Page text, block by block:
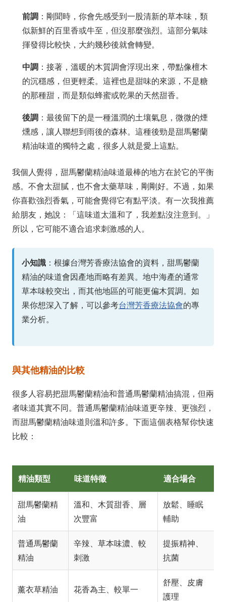
前調 ：剛聞時，你會先感受到一股清新的草本味，類
似新鮮的百里香或牛至，但沒那麼強烈。這部分氣味
揮發得比較快，大約幾秒後就會轉變。
中調 ：接著，溫暖的木質調會浮現出來，帶點像檀木
的沉穩感，但更輕柔。這裡也是甜味的來源，不是糖
的那種甜，而是類似蜂蜜或乾果的天然甜香。
後調 ：最後留下的是一種溫潤的土壤氣息，微微的煙
燻感，讓人聯想到雨後的森林。這種後勁是甜馬鬱蘭
精油味道的獨特之處，很多人就是愛上這點。
我個人覺得，甜馬鬱蘭精油味道最棒的地方在於它的平衡
感。不會太甜膩，也不會太藥草味，剛剛好。不過，如果
你喜歡強烈香氣，可能會覺得它有點平淡。有一次我推薦
給朋友，她說：「這味道太溫和了，我差點沒注意到。」
所以，它可能不適合追求刺激感的人。
小知識 ：根據台灣芳香療法協會的資料，甜馬鬱蘭
精油的味道會因產地而略有差異。地中海產的通常
草本味較突出，而其他地區的可能更偏木質調。如
果你想深入了解，可以參考台灣芳香療法協會的專
業分析。
與其他精油的比較
很多人容易把甜馬鬱蘭精油和普通馬鬱蘭精油搞混，但兩
者味道其實不同。普通馬鬱蘭精油味道更辛辣、更強烈，
而甜馬鬱蘭精油味道則溫和許多。下面這個表格幫你快速
比較：
精油類型 味道特徵 適合場合
甜馬鬱蘭精
油
溫和、木質甜香、層
次豐富
放鬆、睡眠
輔助
普通馬鬱蘭
精油
辛辣、草本味濃、較
刺激
提振精神、
抗菌
薰衣草精油 花香為主、較單一
舒壓、皮膚
護理